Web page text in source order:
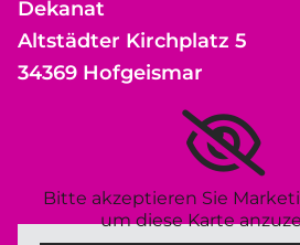
Dekanat
Altstädter Kirchplatz 5
34369 Hofgeismar
Bitte akzeptieren Sie
um diese Karte